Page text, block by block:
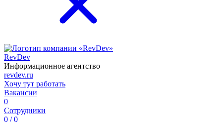
RevDev
Информационное агентство
revdev.ru
Хочу тут работать
Вакансии
0
Сотрудники
0 / 0